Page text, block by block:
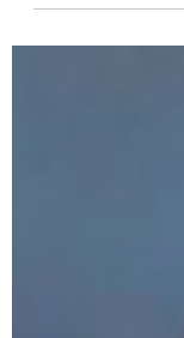
協助對方看到把自